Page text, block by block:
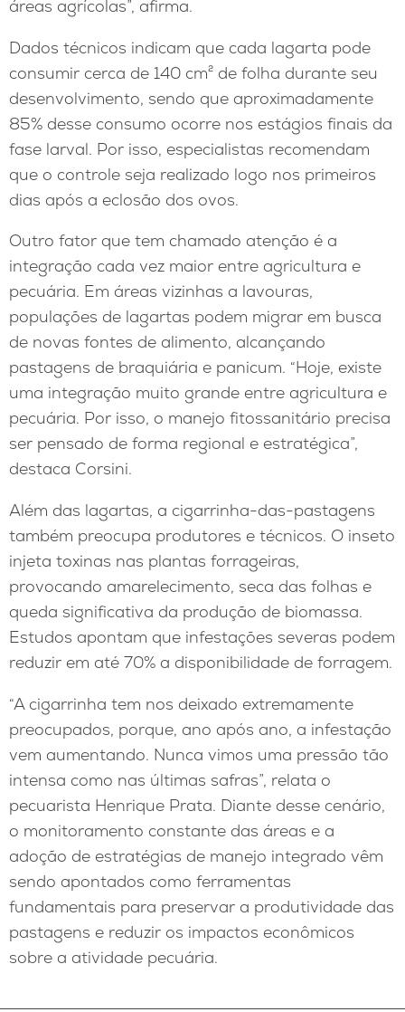
áreas agrícolas”, afirma.
Dados técnicos indicam que cada lagarta pode
consumir cerca de 140 cm² de folha durante seu
desenvolvimento, sendo que aproximadamente
85% desse consumo ocorre nos estágios finais da
fase larval. Por isso, especialistas recomendam
que o controle seja realizado logo nos primeiros
dias após a eclosão dos ovos.
Outro fator que tem chamado atenção é a
integração cada vez maior entre agricultura e
pecuária. Em áreas vizinhas a lavouras,
populações de lagartas podem migrar em busca
de novas fontes de alimento, alcançando
pastagens de braquiária e panicum. “Hoje, existe
uma integração muito grande entre agricultura e
pecuária. Por isso, o manejo fitossanitário precisa
ser pensado de forma regional e estratégica”,
destaca Corsini.
Além das lagartas, a cigarrinha-das-pastagens
também preocupa produtores e técnicos. O inseto
injeta toxinas nas plantas forrageiras,
provocando amarelecimento, seca das folhas e
queda significativa da produção de biomassa.
Estudos apontam que infestações severas podem
reduzir em até 70% a disponibilidade de forragem.
“A cigarrinha tem nos deixado extremamente
preocupados, porque, ano após ano, a infestação
vem aumentando. Nunca vimos uma pressão tão
intensa como nas últimas safras”, relata o
pecuarista Henrique Prata. Diante desse cenário,
o monitoramento constante das áreas e a
adoção de estratégias de manejo integrado vêm
sendo apontados como ferramentas
fundamentais para preservar a produtividade das
pastagens e reduzir os impactos econômicos
sobre a atividade pecuária.